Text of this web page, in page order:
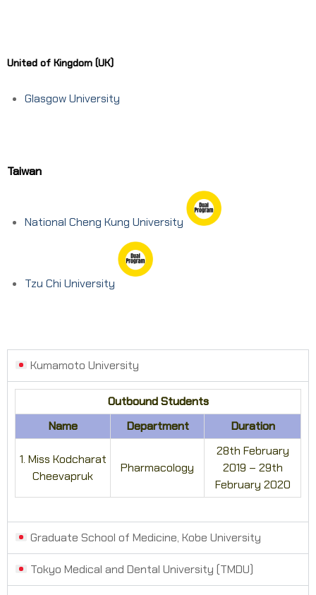
United of Kingdom (UK)
Glasgow University
Taiwan
National Cheng Kung University
Tzu Chi University
Kumamoto University
Outbound Students
Name
Department Duration
1. Miss Kodcharat
Cheevapruk
Pharmacology
28th February
2019 – 29th
February 2020
Graduate School of Medicine, Kobe University
Tokyo Medical and Dental University (TMDU)